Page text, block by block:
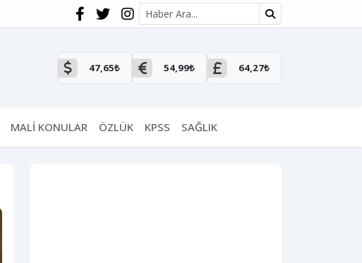
Site içi arama
47,65₺ 54,99₺ 64,27₺
MALİ KONULAR ÖZLÜK KPSS SAĞLIK